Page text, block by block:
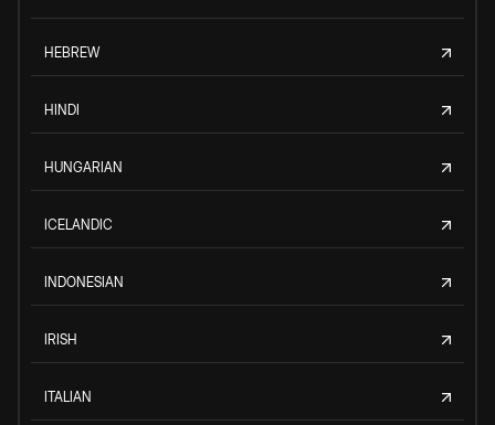
HEBREW
HINDI
HUNGARIAN
ICELANDIC
INDONESIAN
IRISH
ITALIAN